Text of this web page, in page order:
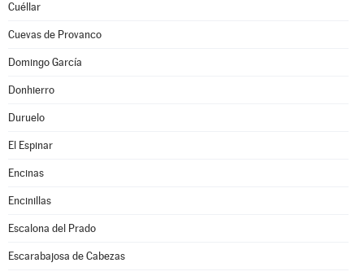
Cuéllar
Cuevas de Provanco
Domingo García
Donhierro
Duruelo
El Espinar
Encinas
Encinillas
Escalona del Prado
Escarabajosa de Cabezas